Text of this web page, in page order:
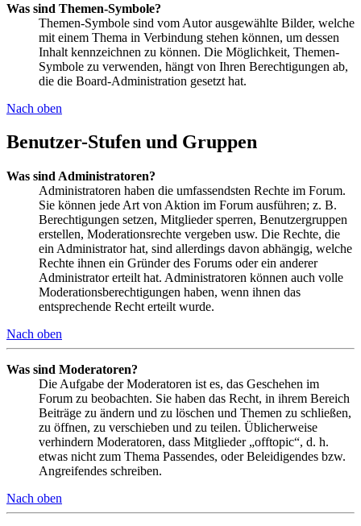
Was sind Themen-Symbole?
Themen-Symbole sind vom Autor ausgewählte Bilder, welche
mit einem Thema in Verbindung stehen können, um dessen
Inhalt kennzeichnen zu können. Die Möglichkeit, Themen-
Symbole zu verwenden, hängt von Ihren Berechtigungen ab,
die die Board-Administration gesetzt hat.
Nach oben
Benutzer-Stufen und Gruppen
Was sind Administratoren?
Administratoren haben die umfassendsten Rechte im Forum.
Sie können jede Art von Aktion im Forum ausführen; z. B.
Berechtigungen setzen, Mitglieder sperren, Benutzergruppen
erstellen, Moderationsrechte vergeben usw. Die Rechte, die
ein Administrator hat, sind allerdings davon abhängig, welche
Rechte ihnen ein Gründer des Forums oder ein anderer
Administrator erteilt hat. Administratoren können auch volle
Moderationsberechtigungen haben, wenn ihnen das
entsprechende Recht erteilt wurde.
Nach oben
Was sind Moderatoren?
Die Aufgabe der Moderatoren ist es, das Geschehen im
Forum zu beobachten. Sie haben das Recht, in ihrem Bereich
Beiträge zu ändern und zu löschen und Themen zu schließen,
zu öffnen, zu verschieben und zu teilen. Üblicherweise
verhindern Moderatoren, dass Mitglieder „offtopic“, d. h.
etwas nicht zum Thema Passendes, oder Beleidigendes bzw.
Angreifendes schreiben.
Nach oben